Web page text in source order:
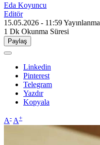
Eda Koyuncu
Editör
15.05.2026 - 11:59Yayınlanma
1 Dk Okunma Süresi
Paylaş
Linkedin
Pinterest
Telegram
Yazdır
Kopyala
A- A+